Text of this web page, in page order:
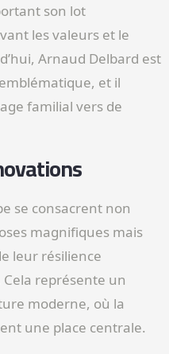
son lot
les valeurs et le
Arnaud Delbard est
et il
familial vers de
se consacrent non
magnifiques mais
leur résilience
représente un
moderne, où la
une place centrale.